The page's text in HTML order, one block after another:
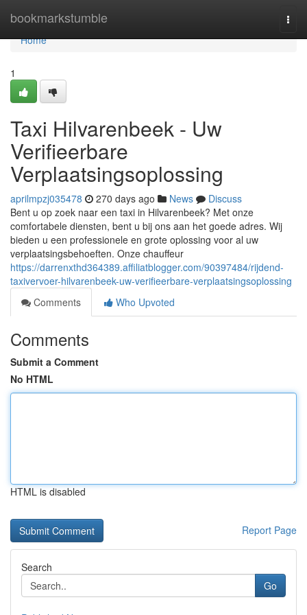
bookmarkstumble
Home
Home
1
Taxi Hilvarenbeek - Uw
Verifieerbare
Verplaatsingsoplossing
aprilmpzj035478 270 days ago News
Discuss
Bent u op zoek naar een taxi in Hilvarenbeek? Met onze
comfortabele diensten, bent u bij ons aan het goede adres. Wij
bieden u een professionele en grote oplossing voor al uw
verplaatsingsbehoeften. Onze chauffeur
https://darrenxthd364389.affiliatblogger.com/90397484/rijdend-
taxivervoer-hilvarenbeek-uw-verifieerbare-verplaatsingsoplossing
Comments
Who Upvoted
Comments
Submit a Comment
No HTML
HTML is disabled
Report Page
Search
Go